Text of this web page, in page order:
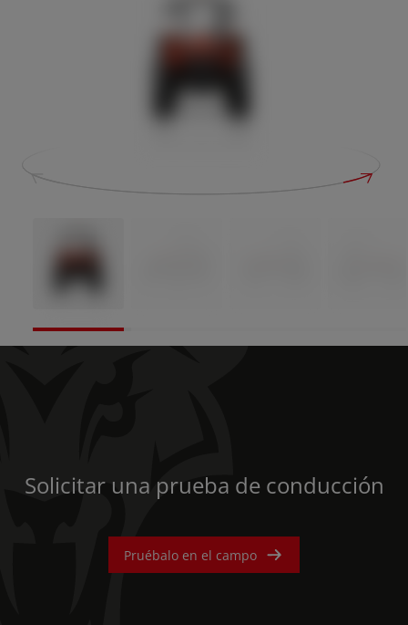
América Latina (Español)
et Moyen Orient (Français)
Solicitar una prueba de conducción
Pruébalo en el campo